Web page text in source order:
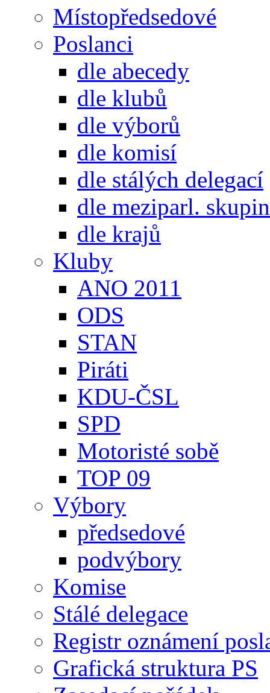
Místopředsedové
Poslanci
dle abecedy
dle klubů
dle výborů
dle komisí
dle stálých delegací
dle meziparl. skupin
dle krajů
Kluby
ANO 2011
ODS
STAN
Piráti
KDU-ČSL
SPD
Motoristé sobě
TOP 09
Výbory
předsedové
podvýbory
Komise
Stálé delegace
Registr oznámení
Grafická struktura PS